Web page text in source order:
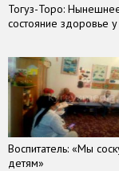
Тогуз-Торо:
состояние здоровье
Воспитатель: «Мы
детям»